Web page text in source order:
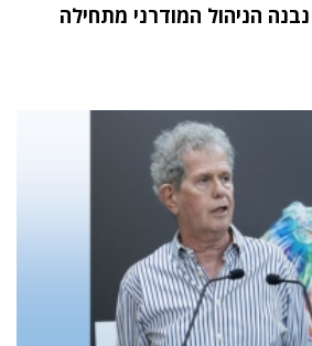
הניהול המודרני מתחילה